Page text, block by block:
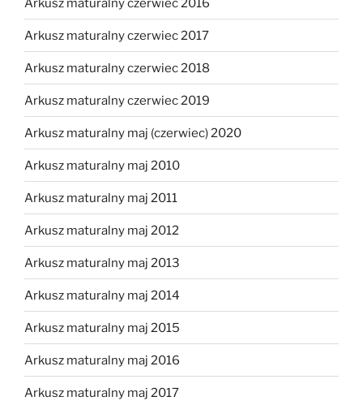
Arkusz maturalny czerwiec 2017
Arkusz maturalny czerwiec 2018
Arkusz maturalny czerwiec 2019
Arkusz maturalny maj (czerwiec) 2020
Arkusz maturalny maj 2010
Arkusz maturalny maj 2011
Arkusz maturalny maj 2012
Arkusz maturalny maj 2013
Arkusz maturalny maj 2014
Arkusz maturalny maj 2015
Arkusz maturalny maj 2016
Arkusz maturalny maj 2017